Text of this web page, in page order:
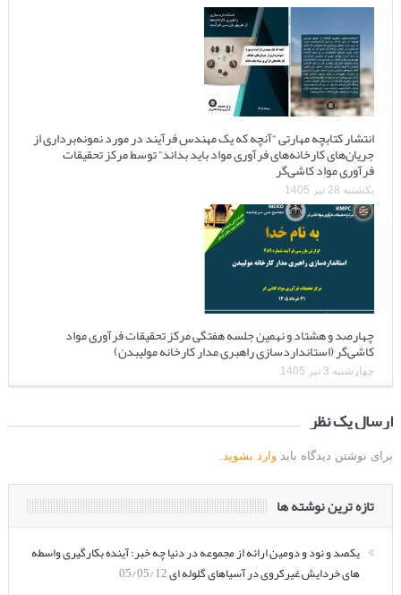
انتشار کتابچه مهارتی “آنچه که یک مهندس فرآیند در مورد نمونه‌برداری از
جریان‌های کارخانه‌های فرآوری مواد باید بداند” توسط مرکز تحقیقات
فرآوری مواد کاشی‌گر
یکشنبه 28 تیر 1405
چهارصد و هشتاد و نهمین جلسه هفتگی مرکز تحقیقات فرآوری مواد
کاشی‌گر (استانداردسازی راهبری مدار کارخانه مولیبدن)
چهارشنبه 3 تیر 1405
ارسال یک نظر
برای نوشتن دیدگاه باید وارد بشوید
تازه ترین نوشته ها
یکصد و نود و دومین ارائه از مجموعه در دنیا چه خبر: آینده بکارگیری واسطه
های خردایش غیرکروی در آسیاهای گلوله ای05/05/12